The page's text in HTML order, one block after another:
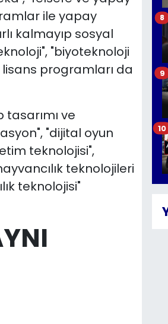
ile yapay
kalmayıp sosyal
"biyoteknoloji
lisans programları da
ve
"dijital oyun
teknolojisi",
teknolojileri
teknolojisi"
8
9
10